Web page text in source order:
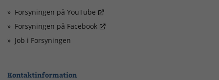
Forsyningen på YouTube
Forsyningen på Facebook
Job i Forsyningen
Kontaktinformation